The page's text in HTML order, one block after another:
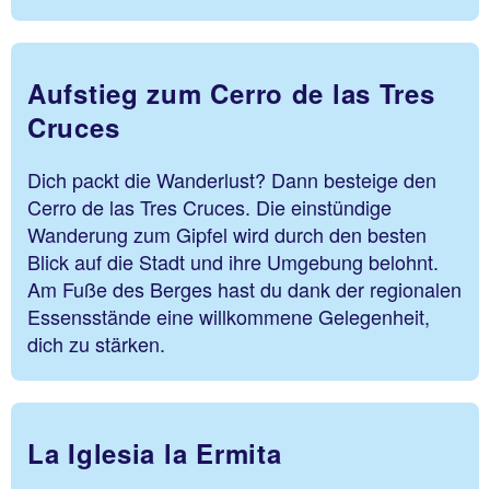
Aufstieg zum Cerro de las Tres
Cruces
Dich packt die Wanderlust? Dann besteige den
Cerro de las Tres Cruces. Die einstündige
Wanderung zum Gipfel wird durch den besten
Blick auf die Stadt und ihre Umgebung belohnt.
Am Fuße des Berges hast du dank der regionalen
Essensstände eine willkommene Gelegenheit,
dich zu stärken.
La Iglesia la Ermita